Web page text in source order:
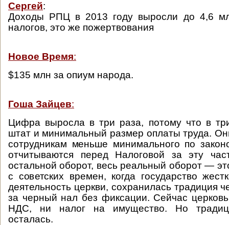
Сергей:
Доходы РПЦ в 2013 году выросли до 4,6
налогов, это же пожертвования
Новое Время:
$135 млн за опиум народа.
Гоша Зайцев:
Цифра выросла в три раза, потому что в
штат и минимальный размер оплаты труда.
сотрудникам меньше минимального по
отчитываются перед Налоговой за эту
остальной оборот, весь реальный оборот —
с советских времен, когда государство
деятельность церкви, сохранилась традиция
за черный нал без фиксации. Сейчас
НДС, ни налог на имущество. Но
осталась.